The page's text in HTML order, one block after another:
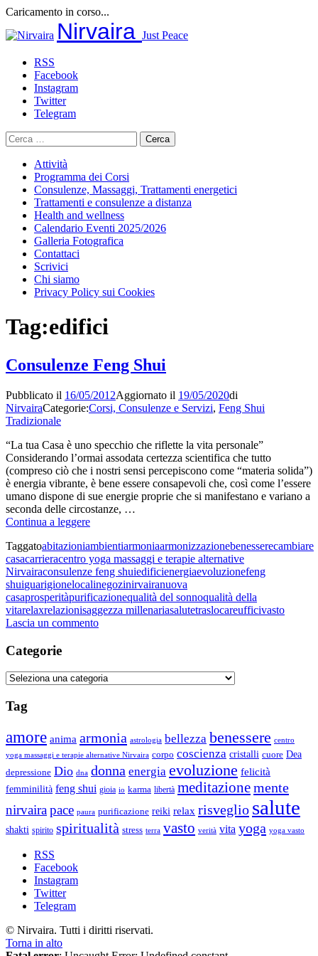
Caricamento in corso...
al
Nirvaira Just Peace
RSS
Facebook
Instagram
Twitter
Telegram
Ricerca
per:
Attività
Programma dei Corsi
Consulenze, Massaggi, Trattamenti energetici
Trattamenti e consulenze a distanza
Health and wellness
Calendario Eventi 2025/2026
Galleria Fotografica
Contattaci
Scrivici
Chi siamo
Privacy Policy sui Cookies
Tag:edifici
Consulenze Feng Shui
Pubblicato il 16/05/2012Aggiornato il 19/05/2020di
NirvairaCategorie:Corsi, Consulenze e Servizi, Feng Shui
Tradizionale
“La tua Casa è uno specchio che riflette la vita personale”
Considerando l’ormai assodata certezza scientifica che tutto
(compreso ciò che i nostri sensi percepiscono come “materia solida”)
è energia vibrante, è bene essere consapevoli che, così come l’essere
umano dispone di sue energie proprie che si manifestano e variano a
seconda delle circostanze, …
Continua a leggereConsulenze
Shui
Taggatoabitazioniambientiarmoniaarmonizzazionebenesserecambiare
casacarrieracentro yoga massaggi e terapie alternative
Nirvairaconsulenze feng shuiedificienergiaevoluzionefeng
shuiguarigionelocalinegozinirvairanuova
casaprosperitàpurificazionequalità del sonnoqualità della
vitarelaxrelazionisaggezza millenariasalutetraslocareufficivasto
Lascia un commentosu
Categorie
Categorie
Tag
amore anima armonia astrologia bellezza benessere centro
yoga massaggi e terapie alternative Nirvaira corpo coscienza cristalli cuore Dea
depressione Dio dna donna energia evoluzione felicità
femminilità feng shui gioia io karma libertà meditazionemente
nirvairapace paura purificazione reiki relax risveglio salute
shakti spirito spiritualità stress terra vasto verità vita yoga yoga vasto
RSS
Facebook
Instagram
Twitter
Telegram
© Nirvaira. Tutti i diritti riservati.
Torna in alto